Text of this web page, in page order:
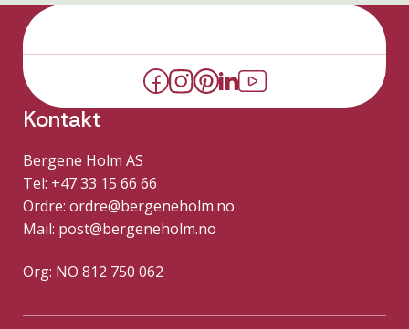
Kontakt
Bergene Holm AS
Tel: +47 33 15 66 66
Ordre: ordre@bergeneholm.no
Mail: post@bergeneholm.no
Org: NO 812 750 062